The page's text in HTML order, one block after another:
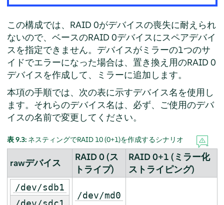
この構成では、RAID 0がデバイスの喪失に耐えられ
ないので、ベースのRAID 0デバイスにスペアデバイ
スを指定できません。デバイスがミラーの1つのサ
イドでエラーになった場合は、置き換え用のRAID 0
デバイスを作成して、ミラーに追加します。
本項の手順では、次の表に示すデバイス名を使用し
ます。それらのデバイス名は、必ず、ご使用のデバ
イスの名前で変更してください。
表 9.3: ネスティングでRAID 10 (0+1)を作成するシナリオ
rawデバイス
RAID 0 (ス
トライプ)
RAID 0+1 (ミラー化
ストライピング)
/dev/sdb1
/dev/md0